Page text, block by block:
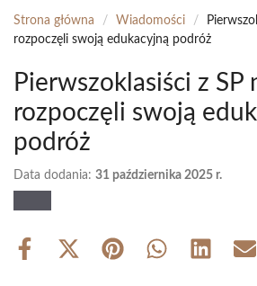
Strona główna / Wiadomości /
rozpoczęli swoją edukacyjną podróż
Pierwszoklasiści z SP
rozpoczęli swoją
podróż
Data dodania: 31 października 2025 r.
Share
Share Share Share Share